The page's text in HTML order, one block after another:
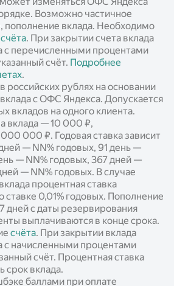
Возможно частичное
пополнение вклада. Необходимо
счёта. При закрытии счета вклада
с перечисленными процентами
счёт. Подробнее
.
российских рублях на основании
с ОФС Яндекса. Допускается
вкладов на одного клиента.
вклада — 10 000 ₽,
000 ₽. Годовая ставка зависит
— NN% годовых, 91 день —
— NN% годовых, 367 дней —
— NN% годовых. В случае
процентная ставка
ставке 0,01% годовых. Пополнение
дней с даты резервирования
выплачиваются в конце срока.
счёта. При закрытии вклада
с начисленными процентами
счёт. Процентная ставка
срок вклада.
баллами при оплате